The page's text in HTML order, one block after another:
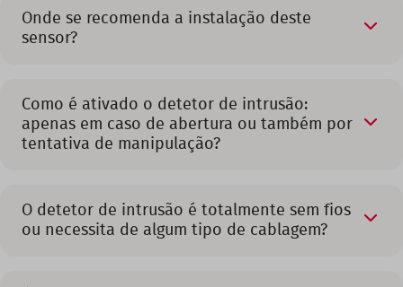
Onde se recomenda a instalação deste
sensor?
Como é ativado o detetor de intrusão:
apenas em caso de abertura ou também por
tentativa de manipulação?
O detetor de intrusão é totalmente sem fios
ou necessita de algum tipo de cablagem?